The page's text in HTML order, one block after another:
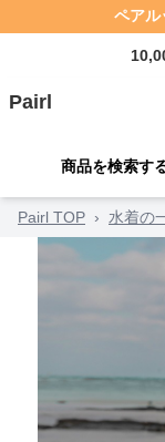
ペアル
Pairl
商品を検索す
Pairl TOP › 水着の